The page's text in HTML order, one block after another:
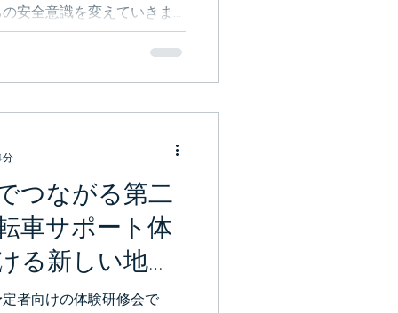
安全意識を変えていきま
つながる第二
車サポート体
る新しい地域
介
者向けの体験研修会で
分